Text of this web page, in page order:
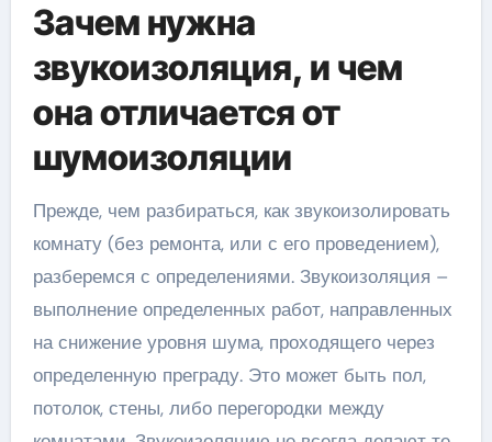
Зачем нужна
звукоизоляция, и чем
она отличается от
шумоизоляции
Прежде, чем разбираться, как звукоизолировать
комнату (без ремонта, или с его проведением),
разберемся с определениями. Звукоизоляция –
выполнение определенных работ, направленных
на снижение уровня шума, проходящего через
определенную преграду. Это может быть пол,
потолок, стены, либо перегородки между